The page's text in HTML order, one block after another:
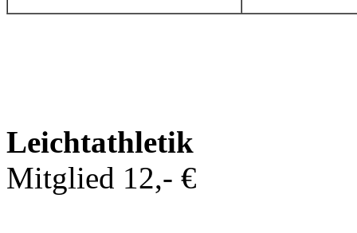
Leichtathletik
Mitglied 12,- €